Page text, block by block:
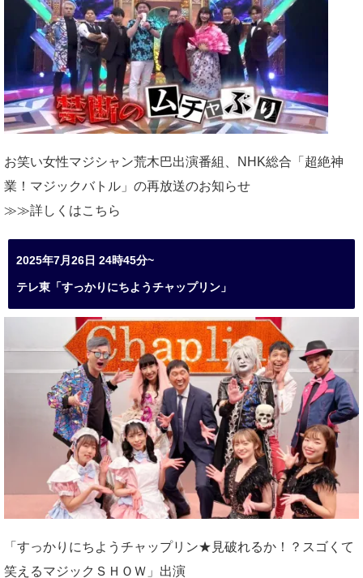
お笑い女性マジシャン荒木巴出演番組、
NHK総合「超絶神
業！マジックバトル」の再放送のお知らせ
≫≫詳しくはこちら
2025年7月26日 24時45分~
テレ東「すっかりにちようチャップリン」
「すっかりにちようチャップリン★見破れるか！？スゴくて
笑えるマジックＳＨＯＷ」出演